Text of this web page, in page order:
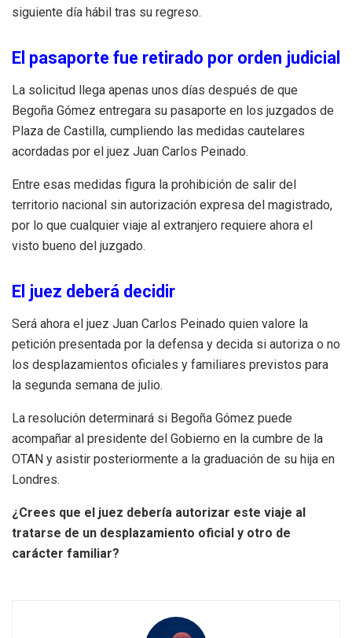
siguiente día hábil tras su regreso.
El pasaporte fue retirado por orden judicial
La solicitud llega apenas unos días después de que
Begoña Gómez entregara su pasaporte en los juzgados de
Plaza de Castilla, cumpliendo las medidas cautelares
acordadas por el juez Juan Carlos Peinado.
Entre esas medidas figura la prohibición de salir del
territorio nacional sin autorización expresa del magistrado,
por lo que cualquier viaje al extranjero requiere ahora el
visto bueno del juzgado.
El juez deberá decidir
Será ahora el juez Juan Carlos Peinado quien valore la
petición presentada por la defensa y decida si autoriza o no
los desplazamientos oficiales y familiares previstos para
la segunda semana de julio.
La resolución determinará si Begoña Gómez puede
acompañar al presidente del Gobierno en la cumbre de la
OTAN y asistir posteriormente a la graduación de su hija en
Londres.
¿Crees que el juez debería autorizar este viaje al
tratarse de un desplazamiento oficial y otro de
carácter familiar?